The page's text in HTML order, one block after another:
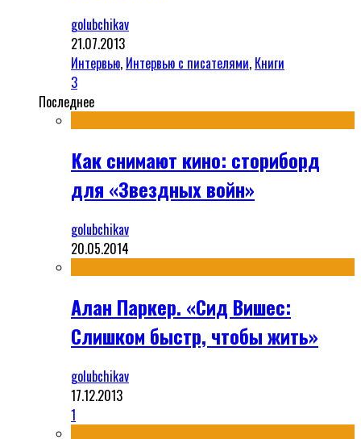
golubchikav
21.07.2013
Интервью, Интервью с писателями, Книги
3
Последнее
Как снимают кино: сториборд
для «Звездных войн»
golubchikav
20.05.2014
Алан Паркер. «Сид Вишес:
Слишком быстр, чтобы жить»
golubchikav
17.12.2013
1